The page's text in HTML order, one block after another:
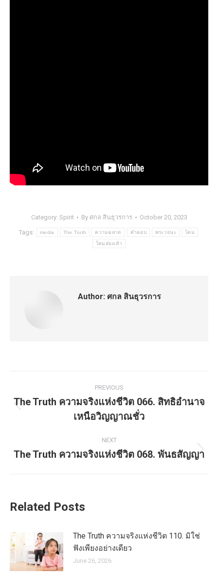
Category: Spirit By ศกล สินธุวรการ October 20, 2023
Tags: media The Truth ความฉลาด คำตอบ พระวจนะ โคม
โคมส่องเท้า
Author: ศกล สินธุวรการ
navigation
PREVIOUS
Previous
post:
The Truth ความจริงแห่งชีวิต 066. สิทธิอำนาจ
เหนือวิญญาณชั่ว
NEXT
Next
The Truth ความจริงแห่งชีวิต 068. พันธสัญญา
Related Posts
The Truth ความจริงแห่งชีวิต 110. มิใช่
ฟังเพียงอย่างเดียว
June 26, 2026